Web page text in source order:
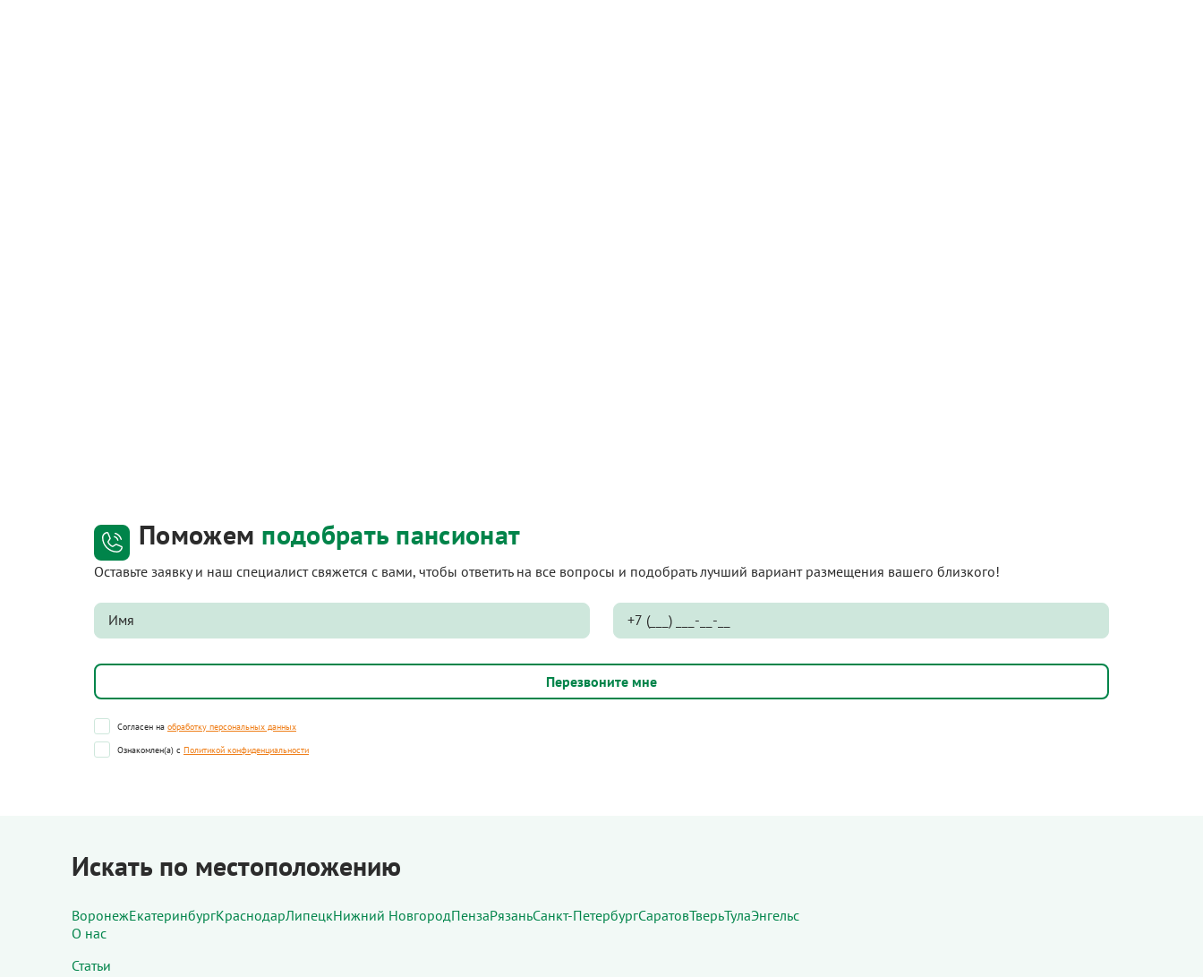
Поможем подобрать пансионат
Оставьте заявку и наш специалист свяжется с вами, чтобы ответить на все вопросы и подобрать лучший вариант размещения вашего близкого!
Согласен на обработку персональных данных
Ознакомлен(а) с Политикой конфиденциальности
Искать по местоположению
ВоронежЕкатеринбургКраснодарЛипецкНижний НовгородПензаРязаньСанкт-ПетербургСаратовТверьТулаЭнгельс
О нас
Статьи